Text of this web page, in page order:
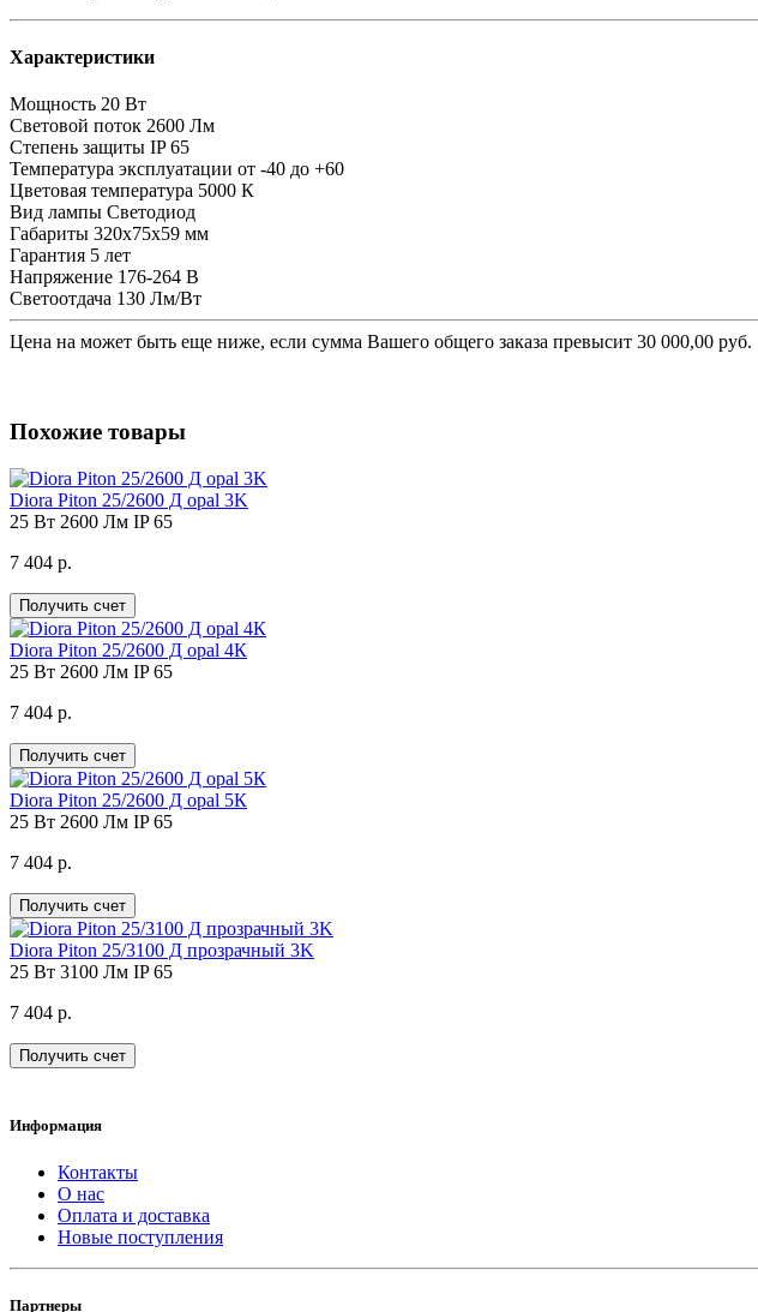
Характеристики
Мощность 20 Вт
Световой поток 2600 Лм
Степень защиты IP 65
Температура эксплуатации от -40 до +60
Цветовая температура 5000 К
Вид лампы Светодиод
Габариты 320х75х59 мм
Гарантия 5 лет
Напряжение 176-264 В
Светоотдача 130 Лм/Вт
Цена на может быть еще ниже, если сумма Вашего общего заказа превысит 30 000,00 руб.
Похожие товары
Diora Piton 25/2600 Д opal 3K
25 Вт 2600 Лм IP 65
7 404 р.
Получить счет
Diora Piton 25/2600 Д opal 4К
25 Вт 2600 Лм IP 65
7 404 р.
Получить счет
Diora Piton 25/2600 Д opal 5К
25 Вт 2600 Лм IP 65
7 404 р.
Получить счет
Diora Piton 25/3100 Д прозрачный 3K
25 Вт 3100 Лм IP 65
7 404 р.
Получить счет
Информация
Контакты
О нас
Оплата и доставка
Новые поступления
Партнеры